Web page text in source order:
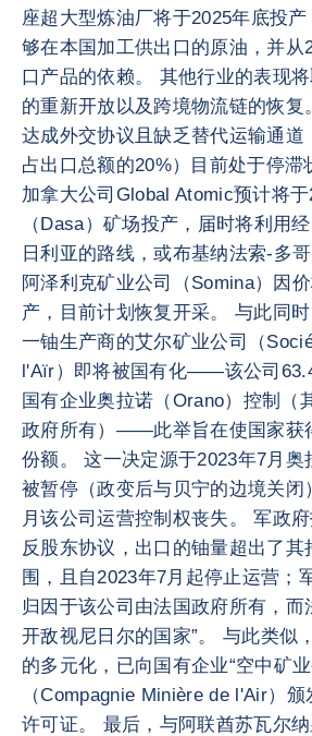
座超大型炼油厂将于2025年底投
够在本国加工供出口的原油，并从
口产品的依赖。 其他行业的表现
的重新开放以及跨境物流链的恢复
达成外交协议且缺乏替代运输通道
占出口总额的20%）目前处于停滞
加拿大公司Global Atomic预计将
（Dasa）矿场投产，届时将利用
日利亚的路线，或布基纳法索-多哥
阿泽利克矿业公司（Somina）因
产，目前计划恢复开采。 与此同
一铀生产商的艾尔矿业公司（
l'Aïr）即将被国有化——该公司
国有企业奥拉诺（Orano）控制（
政府所有）——此举旨在使国家获
份额。 这一决定源于2023年7月奥
被暂停（政变后与贝宁的边境关闭
月该公司运营控制权丧失。 军政
反股东协议，出口的铀量超出了其
围，且自2023年7月起停止运营；
归因于该公司由法国政府所有，而
开敌视尼日尔的国家”。 与此类似
的多元化，已向国有企业“空中矿业
（Compagnie Minière de l'Air）
许可证。 最后，与阿联酋苏瓦尔